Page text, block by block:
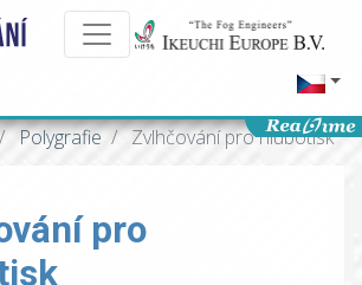
Polygrafie Zvlhčování pro hlubotisk
pro